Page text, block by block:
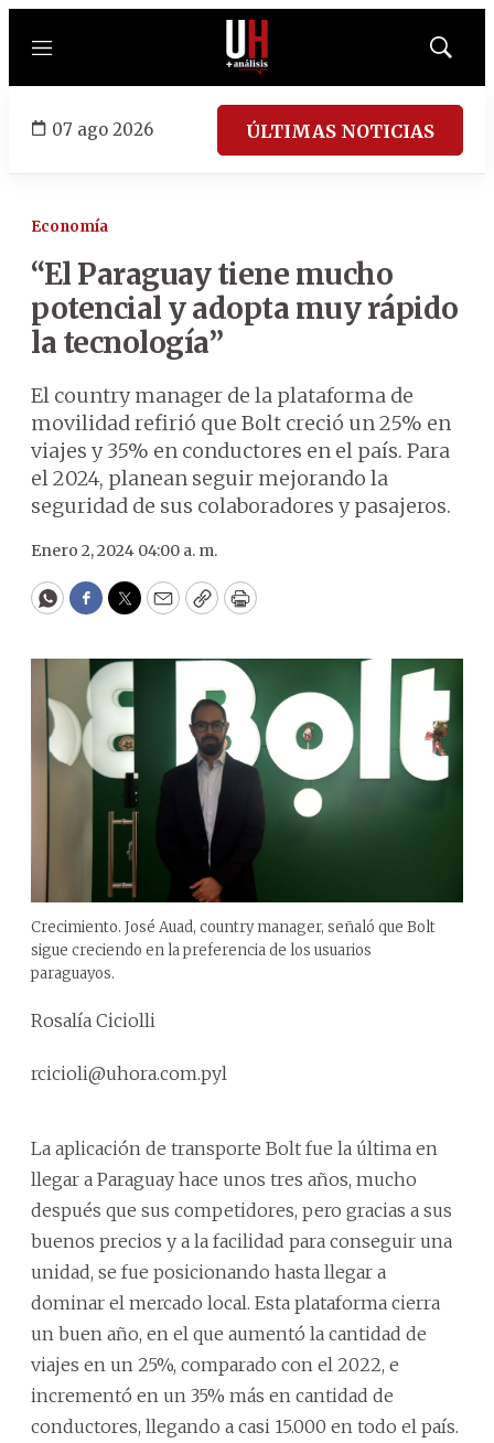
Menú
Mostrar
07 ago 2026 ÚLTIMAS NOTICIAS
Economía
“El Paraguay tiene mucho
potencial y adopta muy rápido
la tecnología”
El country manager de la plataforma de
movilidad refirió que Bolt creció un 25% en
viajes y 35% en conductores en el país. Para
el 2024, planean seguir mejorando la
seguridad de sus colaboradores y pasajeros.
Enero 2, 2024 04:00 a. m.
WhatsApp
Facebook
Twitter
EmailCopyPrint
Crecimiento. José Auad, country manager, señaló que Bolt
sigue creciendo en la preferencia de los usuarios
paraguayos.
Rosalía Ciciolli
rcicioli@uhora.com.pyl
La aplicación de transporte Bolt fue la última en
llegar a Paraguay hace unos tres años, mucho
después que sus competidores, pero gracias a sus
buenos precios y a la facilidad para conseguir una
unidad, se fue posicionando hasta llegar a
dominar el mercado local. Esta plataforma cierra
un buen año, en el que aumentó la cantidad de
viajes en un 25%, comparado con el 2022, e
incrementó en un 35% más en cantidad de
conductores, llegando a casi 15.000 en todo el país.